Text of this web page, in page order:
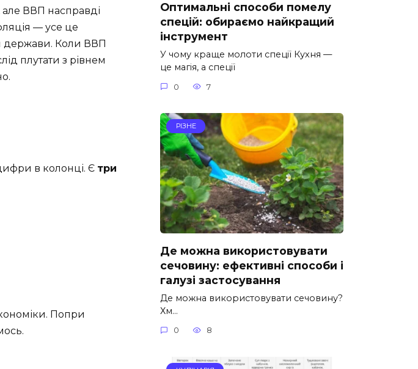
ВВП насправді
— усе це
держави. Коли ВВП
плутати з рівнем
в колонці. Є три
Попри
Оптимальні способи помелу
спецій: обираємо найкращий
інструмент
У чому краще молоти спеції Кухня —
це магія, а спеції
0 7
РІЗНЕ
Де можна використовувати
сечовину: ефективні способи і
галузі застосування
Де можна використовувати сечовину?
Хм…
0 8